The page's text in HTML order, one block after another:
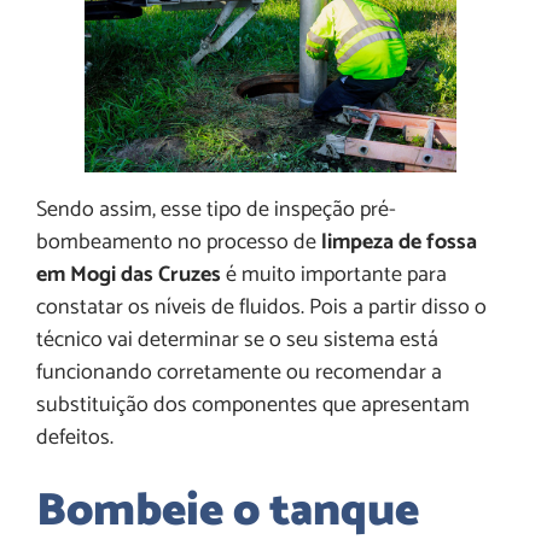
Sendo assim, esse tipo de inspeção pré-
bombeamento no processo delimpeza de fossa
em Mogi das Cruzesé muito importante para
constatar os níveis de fluidos. Pois a partir disso o
técnico vai determinar se o seu sistema está
funcionando corretamente ou recomendar a
substituição dos componentes que apresentam
defeitos.
Bombeie o tanque